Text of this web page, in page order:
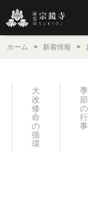
圓覚山 宗
ホーム > 新着情報 >
季
節
の
行
事
大
改
修
命
の
循
環